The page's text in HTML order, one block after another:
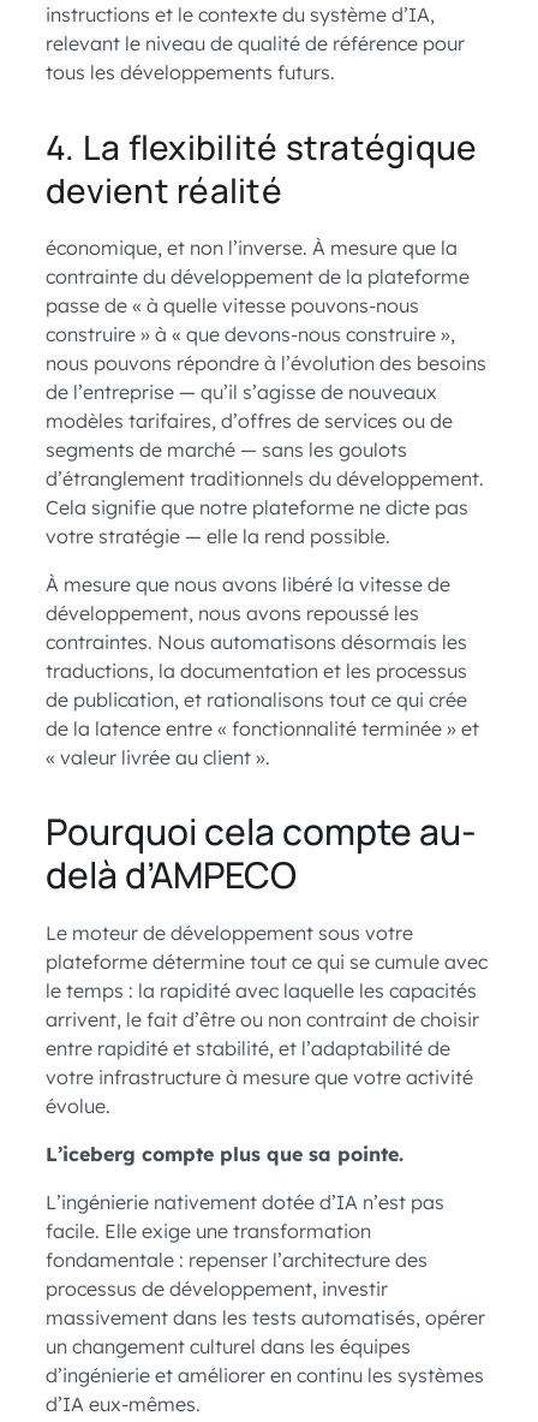
instructions et le contexte du système d’IA,
relevant le niveau de qualité de référence pour
tous les développements futurs.
4. La flexibilité stratégique
devient réalité
économique, et non l’inverse. À mesure que la
contrainte du développement de la plateforme
passe de « à quelle vitesse pouvons-nous
construire » à « que devons-nous construire »,
nous pouvons répondre à l’évolution des besoins
de l’entreprise — qu’il s’agisse de nouveaux
modèles tarifaires, d’offres de services ou de
segments de marché — sans les goulots
d’étranglement traditionnels du développement.
Cela signifie que notre plateforme ne dicte pas
votre stratégie — elle la rend possible.
À mesure que nous avons libéré la vitesse de
développement, nous avons repoussé les
contraintes. Nous automatisons désormais les
traductions, la documentation et les processus
de publication, et rationalisons tout ce qui crée
de la latence entre « fonctionnalité terminée » et
« valeur livrée au client ».
Pourquoi cela compte au-
delà d’AMPECO
Le moteur de développement sous votre
plateforme détermine tout ce qui se cumule avec
le temps : la rapidité avec laquelle les capacités
arrivent, le fait d’être ou non contraint de choisir
entre rapidité et stabilité, et l’adaptabilité de
votre infrastructure à mesure que votre activité
évolue.
L’iceberg compte plus que sa pointe.
L’ingénierie nativement dotée d’IA n’est pas
facile. Elle exige une transformation
fondamentale : repenser l’architecture des
processus de développement, investir
massivement dans les tests automatisés, opérer
un changement culturel dans les équipes
d’ingénierie et améliorer en continu les systèmes
d’IA eux-mêmes.